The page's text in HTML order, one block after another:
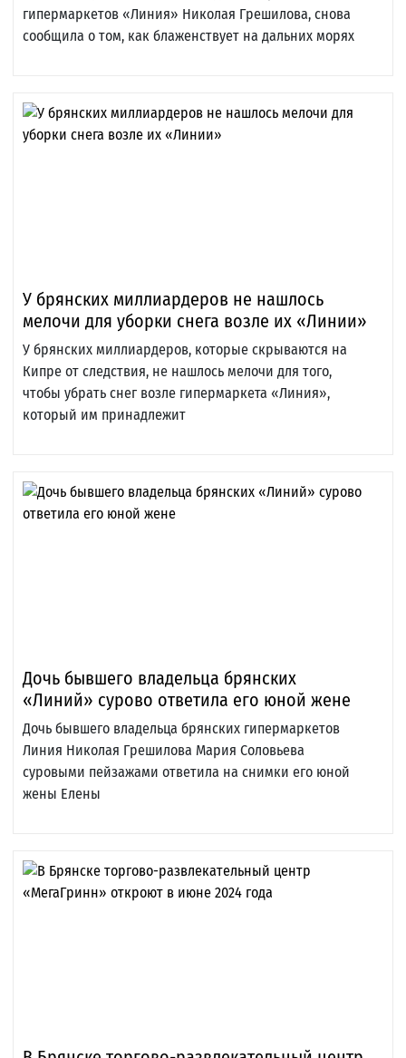
гипермаркетов «Линия» Николая Грешилова, снова
сообщила о том, как блаженствует на дальних морях
У брянских миллиардеров не нашлось
мелочи для уборки снега возле их «Линии»
У брянских миллиардеров, которые скрываются на
Кипре от следствия, не нашлось мелочи для того,
чтобы убрать снег возле гипермаркета «Линия»,
который им принадлежит
Дочь бывшего владельца брянских
«Линий» сурово ответила его юной жене
Дочь бывшего владельца брянских гипермаркетов
Линия Николая Грешилова Мария Соловьева
суровыми пейзажами ответила на снимки его юной
жены Елены